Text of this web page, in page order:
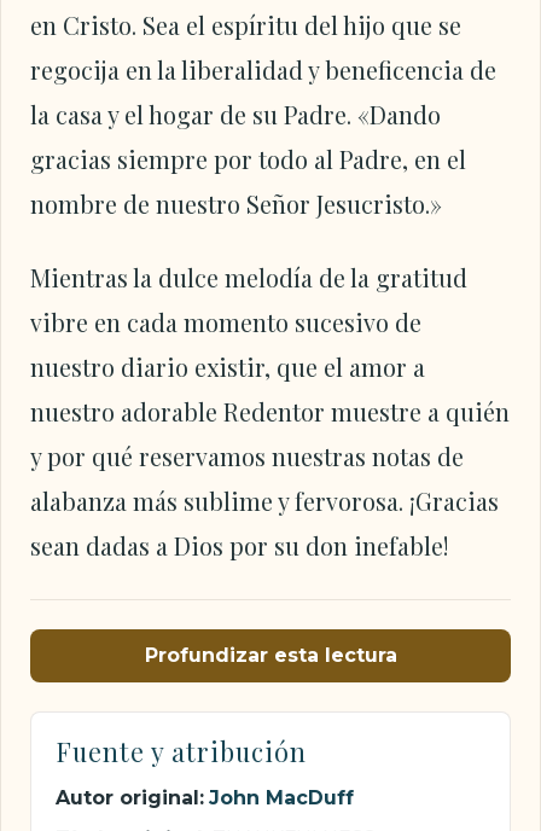
en Cristo. Sea el espíritu del hijo que se
regocija en la liberalidad y beneficencia de
la casa y el hogar de su Padre. «Dando
gracias siempre por todo al Padre, en el
nombre de nuestro Señor Jesucristo.»
Mientras la dulce melodía de la gratitud
vibre en cada momento sucesivo de
nuestro diario existir, que el amor a
nuestro adorable Redentor muestre a quién
y por qué reservamos nuestras notas de
alabanza más sublime y fervorosa. ¡Gracias
sean dadas a Dios por su don inefable!
Profundizar esta lectura
Fuente y atribución
Autor original: John MacDuff